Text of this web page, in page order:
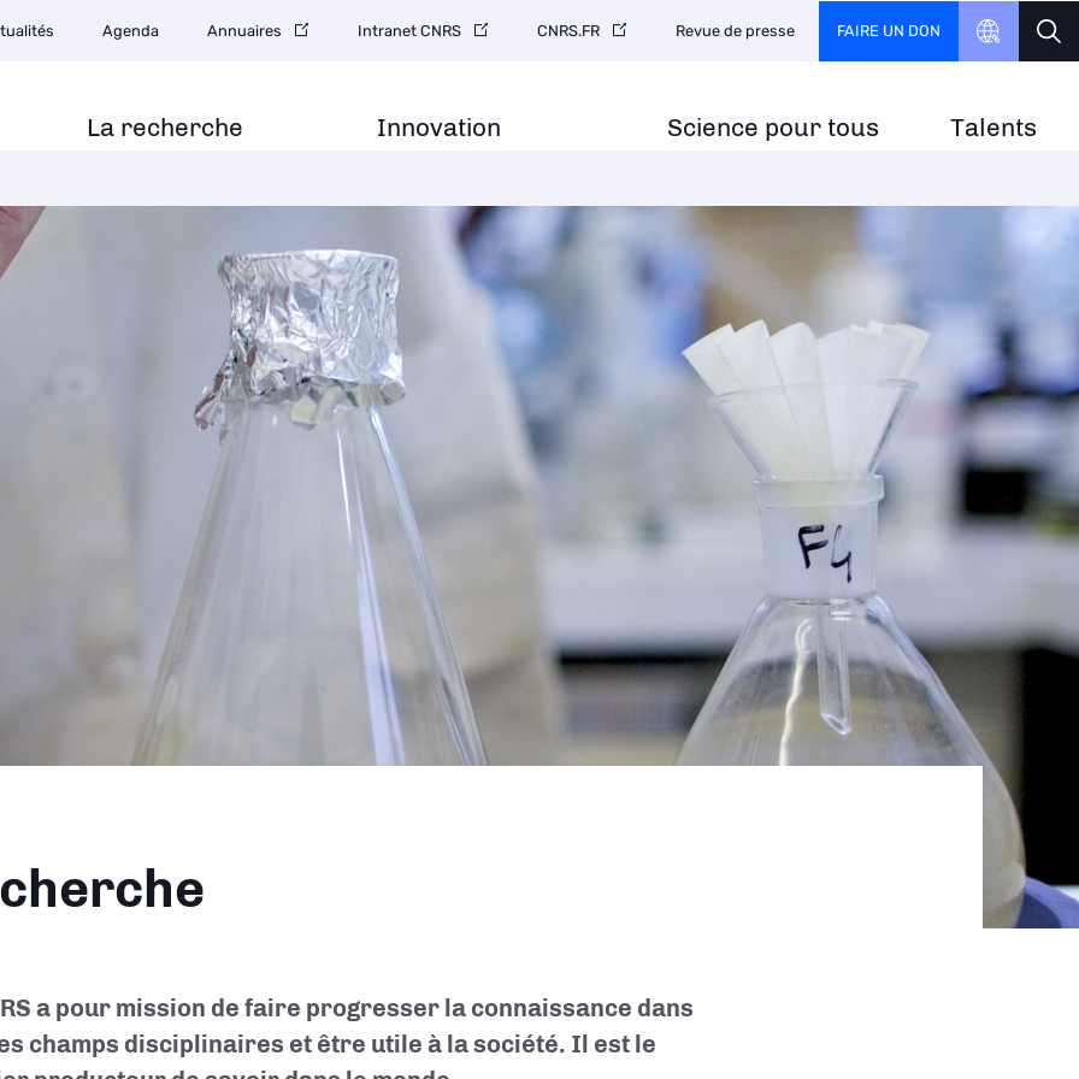
La recherche Innovation Science pour tous Talents
Agenda Annuaires Intranet CNRS CNRS.FR Revue de presse FAIRE UN DON
a pour mission de faire progresser la connaissance dans
champs disciplinaires et être utile à la société. Il est le